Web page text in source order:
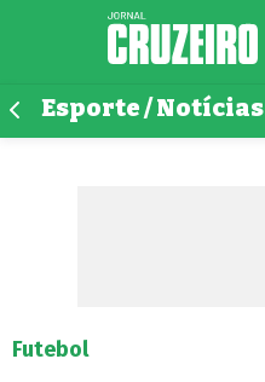
Esporte / Notícias
Futebol